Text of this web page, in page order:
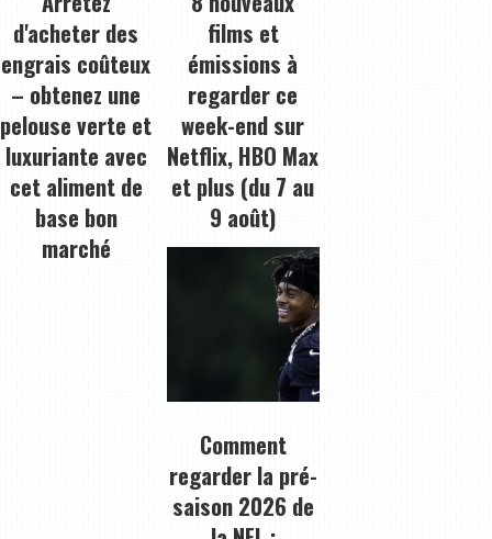
d'acheter des
engrais coûteux
– obtenez une
pelouse verte et
luxuriante avec
cet aliment de
base bon
marché
films et
émissions à
regarder ce
week-end sur
Netflix, HBO Max
et plus (du 7 au
9 août)
Comment
regarder la pré-
saison 2026 de